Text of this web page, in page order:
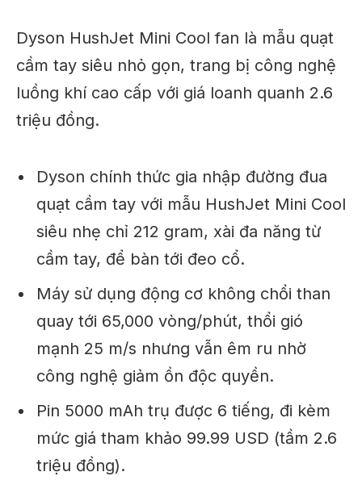
Dyson HushJet Mini Cool fan là mẫu quạt
cầm tay siêu nhỏ gọn, trang bị công nghệ
luồng khí cao cấp với giá loanh quanh 2.6
triệu đồng.
Dyson chính thức gia nhập đường đua
quạt cầm tay với mẫu HushJet Mini Cool
siêu nhẹ chỉ 212 gram, xài đa năng từ
cầm tay, để bàn tới đeo cổ.
Máy sử dụng động cơ không chổi than
quay tới 65,000 vòng/phút, thổi gió
mạnh 25 m/s nhưng vẫn êm ru nhờ
công nghệ giảm ồn độc quyền.
Pin 5000 mAh trụ được 6 tiếng, đi kèm
mức giá tham khảo 99.99 USD (tầm 2.6
triệu đồng).